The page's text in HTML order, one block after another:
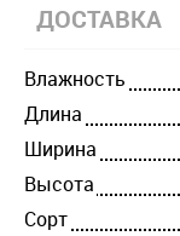
ДОСТАВКА
Влажность
Длина
Ширина
Высота
Cорт